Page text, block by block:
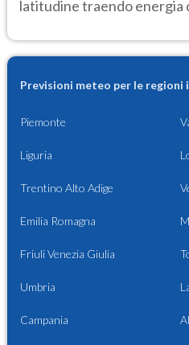
latitudine traendo energia
Previsioni meteo per le regioni
Piemonte
Liguria
Trentino Alto Adige
Emilia Romagna
Friuli Venezia Giulia
Umbria
Campania